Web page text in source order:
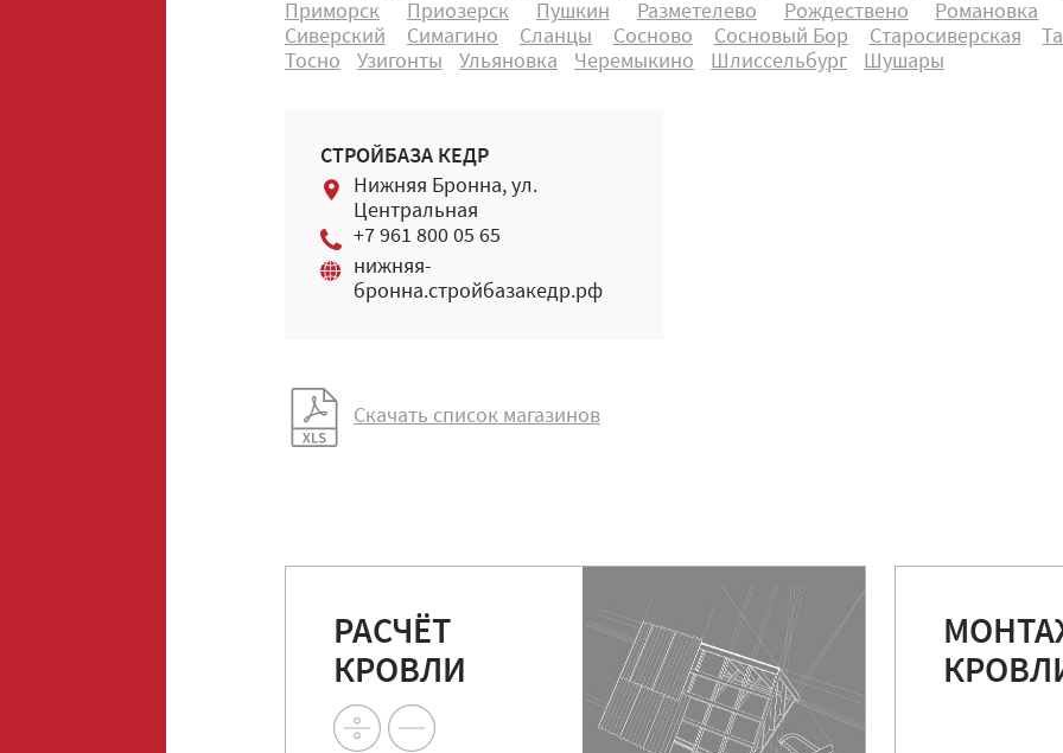
Приморск
Приозерск Пушкин Разметелево Рождествено
Романовка
Сиверский
Симагино Сланцы Сосново Сосновый Бор Старосиверская
Тосно
Узигонты Ульяновка Черемыкино Шлиссельбург Шушары
СТРОЙБАЗА КЕДР
Нижняя Бронна, ул.
Центральная
+7 961 800 05 65
нижняя-
бронна.стройбазакедр.рф
Скачать список магазинов
РАСЧЁТ
КРОВЛИ